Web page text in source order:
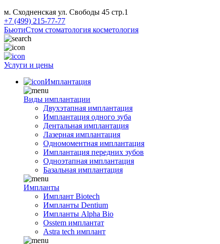
м. Сходненская ул. Свободы 45 стр.1
+7 (499) 215-77-77
БьютиСтом стоматология косметология
Услуги и цены
Имплантация
Виды имплантации
Двухэтапная имплантация
Имплантация одного зуба
Дентальная имплантация
Лазерная имплантация
Одномоментная имплантация
Имплантация передних зубов
Одноэтапная имплантация
Базальная имплантация
Импланты
Имплант Biotech
Импланты Dentium
Импланты Alpha Bio
Osstem имплантат
Astra tech имплант